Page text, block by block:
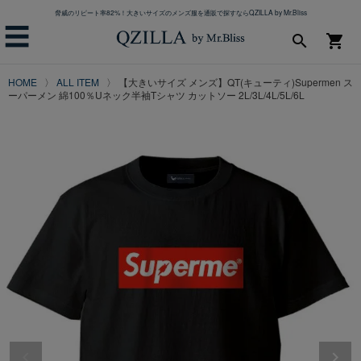
脅威のリピート率82%！大きいサイズのメンズ服を通販で探すならQZILLA by Mr.Bliss
☰ shopping_cart
search
HOME ALL ITEM
【大きいサイズ メンズ】QT(キューティ)Supermen ス
ーパーメン 綿100％Uネック半袖Tシャツ カットソー 2L/3L/4L/5L/6L